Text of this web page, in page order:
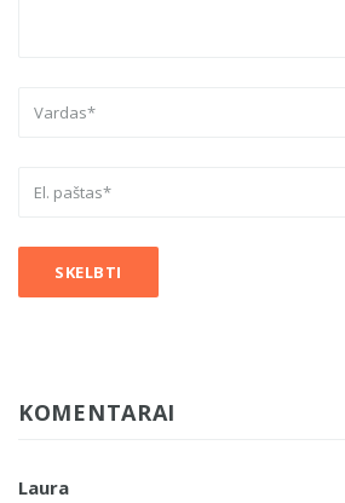
KOMENTARAI
Laura